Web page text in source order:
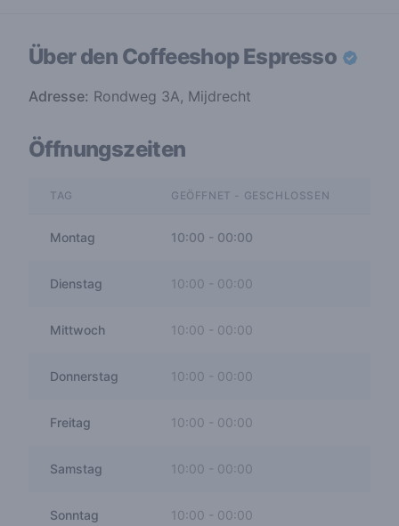
Über den CoffeeshopEspresso
Adresse: Rondweg 3A, Mijdrecht
Öffnungszeiten
TAG GEÖFFNET - GESCHLOSSEN
Montag 10:00 - 00:00
Dienstag 10:00 00:00
Mittwoch 10:00 - 00:00
Donnerstag 10:00 00:00
Freitag 10:00 - 00:00
Samstag 10:00 00:00
Sonntag 10:00 - 00:00